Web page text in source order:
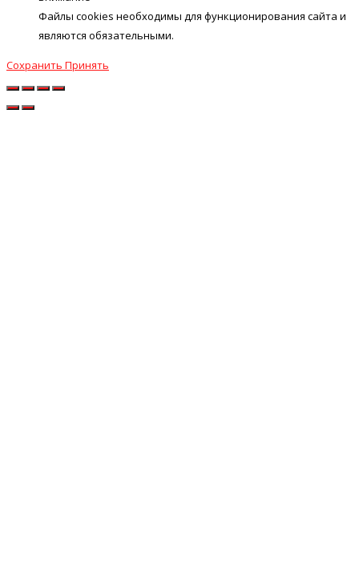
Файлы cookies необходимы для функционирования сайта и
являются обязательными.
Сохранить Принять